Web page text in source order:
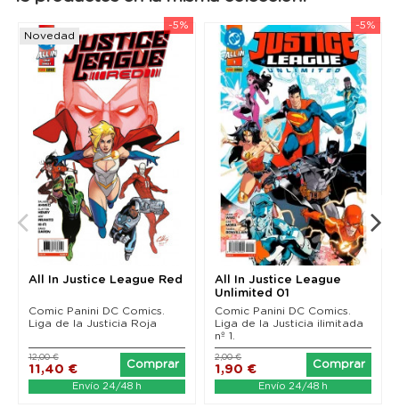
-5%
Novedad
All In Justice League Red
Comic Panini DC Comics.
Liga de la Justicia Roja
11,40 €
12,00 €
Comprar
Envío 24/48 h
-5%
All In Justice League
Unlimited 01
Comic Panini DC Comics.
Liga de la Justicia ilimitada
nº 1.
1,90 €
2,00 €
Comprar
Envío 24/48 h